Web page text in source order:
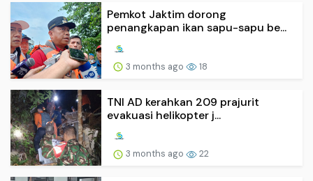
Pemkot Jaktim dorong
penangkapan ikan sapu-sapu be...
3 months ago 18
TNI AD kerahkan 209 prajurit
evakuasi helikopter j...
3 months ago 22